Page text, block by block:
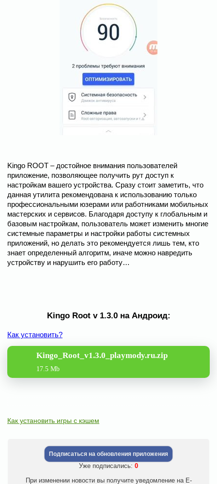
Kingo ROOT – достойное внимания пользователей
приложение, позволяющее получить рут доступ к
настройкам вашего устройства. Сразу стоит заметить, что
данная утилита рекомендована к использованию только
профессиональными юзерами или работниками мобильных
мастерских и сервисов. Благодаря доступу к глобальным и
базовым настройкам, пользователь может изменить многие
системные параметры и настройки работы системных
приложений, но делать это рекомендуется лишь тем, кто
знает определенный алгоритм, иначе можно навредить
устройству и нарушить его работу…
Kingo Root v 1.3.0 на Андроид:
Как установить?
Kingo_Root_v1.3.0_playmody.ru.zip
17.5 Mb
Как установить игры с кэшем
Подписаться на обновления приложения
Уже подписались: 0
При изменении новости вы получите уведомление на E-